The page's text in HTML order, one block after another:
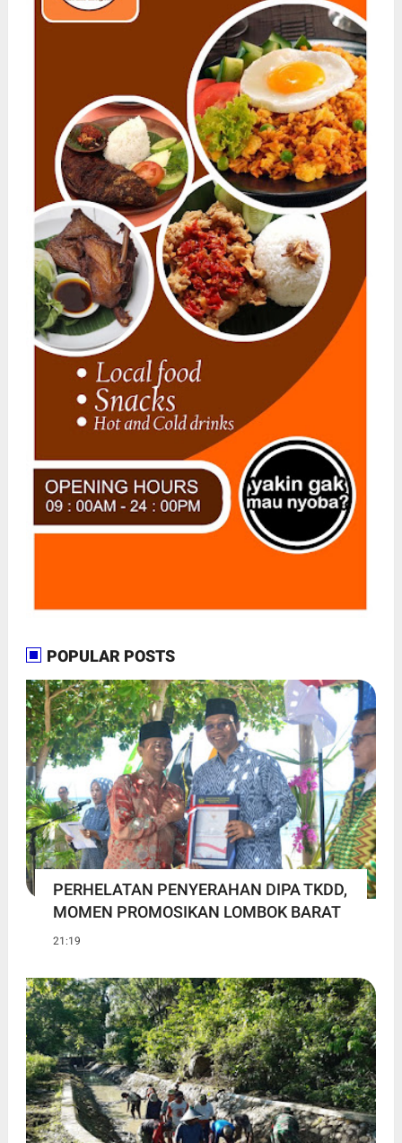
POPULAR POSTS
PERHELATAN PENYERAHAN DIPA TKDD,
MOMEN PROMOSIKAN LOMBOK BARAT
21:19